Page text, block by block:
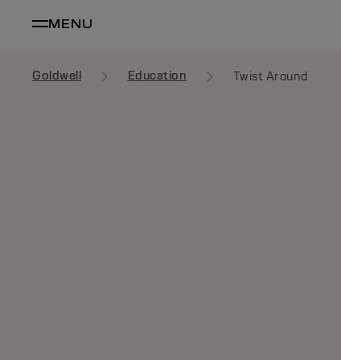
MENU
Goldwell Education Twist Around